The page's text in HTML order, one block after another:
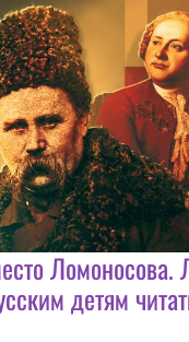
Ломоносова.
детям